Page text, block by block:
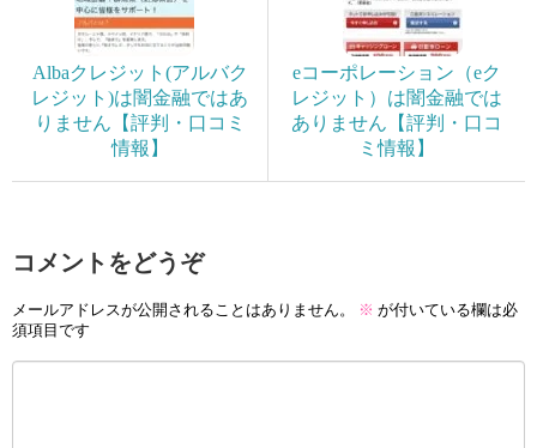
Albaクレジット(アルバク
レジット)は闇金融ではあ
りません【評判・口コミ
情報】
eコーポレーション（eク
レジット）は闇金融では
ありません【評判・口コ
ミ情報】
コメントをどうぞ
メールアドレスが公開されることはありません。 ※ が付いている欄は必
須項目です